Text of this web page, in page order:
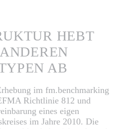
HEBT
AB
im fm.benchmarking
Richtlinie 812 und
eines eigen
im Jahre 2010. Die